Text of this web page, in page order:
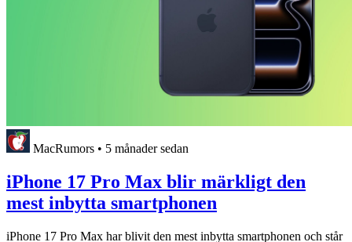
MacRumors • 5 månader sedan
iPhone 17 Pro Max blir märkligt den
mest inbytta smartphonen
iPhone 17 Pro Max har blivit den mest inbytta smartphonen och står